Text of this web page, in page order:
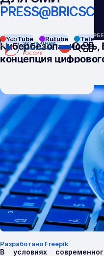
YouTube Rutube
НАЗАД АНАЛИТИКА
концепция
Разработано Freepik
В условиях